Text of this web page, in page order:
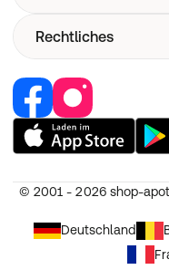
Versand
Über uns
Corporate Website
Retail Media
Jobs & Karriere
Partner werden
Rechtliches
Vertrag widerrufen
Nutzung und Haftung
AGB
Erklärung zur
Cookie-Einstellungen
© 2001 - 2026 shop-
Deutschland